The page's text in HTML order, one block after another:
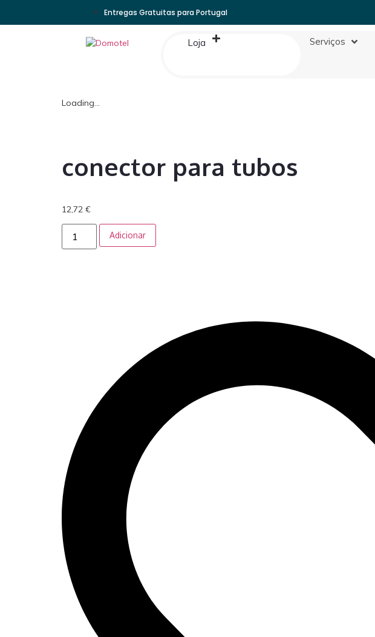
Entregas Gratuitas para Portugal
Loja Serviços
Loading...
conector para tubos
12,72 €
Adicionar